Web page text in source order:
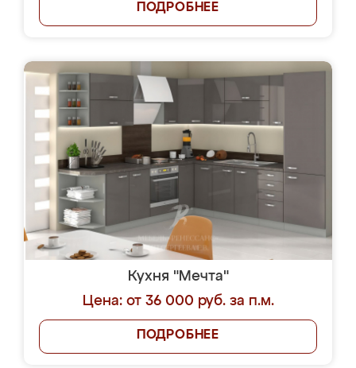
ПОДРОБНЕЕ
Кухня "Мечта"
Цена: от 36 000 руб. за п.м.
ПОДРОБНЕЕ